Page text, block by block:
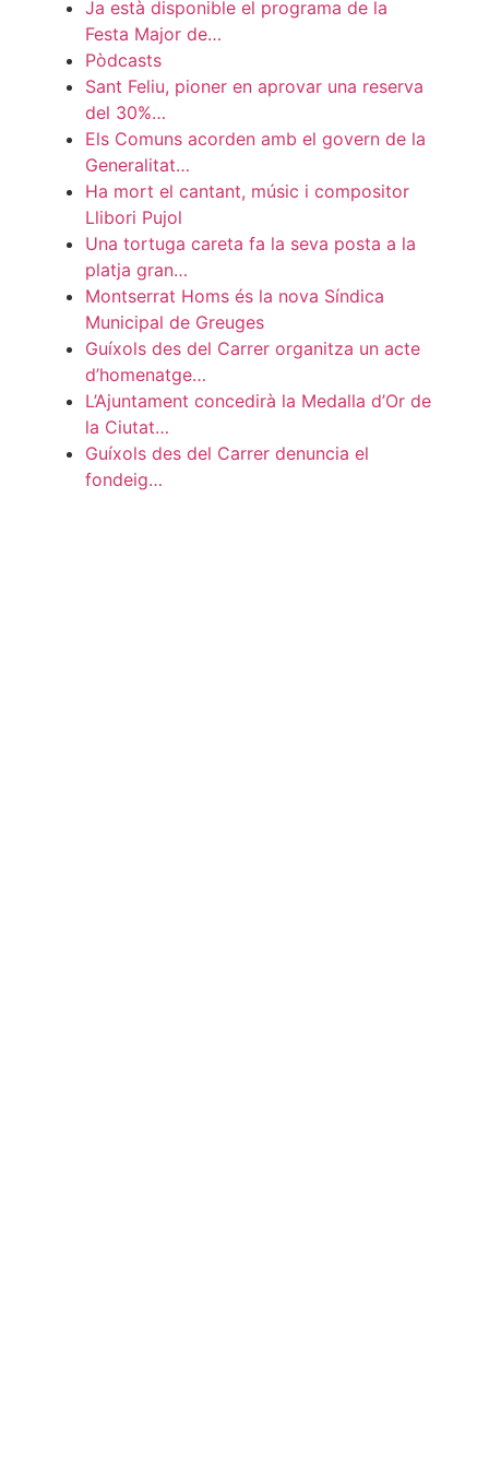
Ja està disponible el programa de la
Festa Major de…
Pòdcasts
Sant Feliu, pioner en aprovar una reserva
del 30%…
Els Comuns acorden amb el govern de la
Generalitat…
Ha mort el cantant, músic i compositor
Llibori Pujol
Una tortuga careta fa la seva posta a la
platja gran…
Montserrat Homs és la nova Síndica
Municipal de Greuges
Guíxols des del Carrer organitza un acte
d’homenatge…
L’Ajuntament concedirà la Medalla d’Or de
la Ciutat…
Guíxols des del Carrer denuncia el
fondeig…